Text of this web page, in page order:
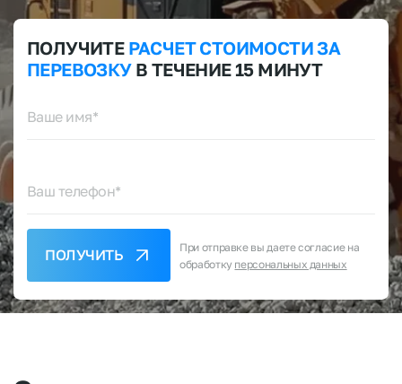
ПОЛУЧИТЕ РАСЧЕТСТОИМОСТИЗА
ПЕРЕВОЗКУВ ТЕЧЕНИЕ 15 МИНУТ
Ваше имя*
Ваш телефон*
ПОЛУЧИТЬ
При отправке вы даете согласие на
обработку персональных данных